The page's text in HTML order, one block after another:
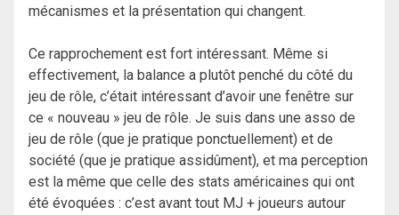
mécanismes et la présentation qui changent.
Ce rapprochement est fort intéressant. Même si
effectivement, la balance a plutôt penché du côté du
jeu de rôle, c’était intéressant d’avoir une fenêtre sur
ce « nouveau » jeu de rôle. Je suis dans une asso de
jeu de rôle (que je pratique ponctuellement) et de
société (que je pratique assidûment), et ma perception
est la même que celle des stats américaines qui ont
été évoquées : c’est avant tout MJ + joueurs autour